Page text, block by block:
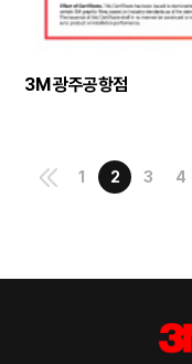
3M 광주공항점
1 2 3 4